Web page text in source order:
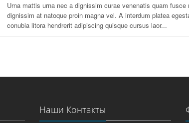
Urna mattis urna nec a dignissim curae venenatis quam fusce
dignissim at natoque proin magna vel. A interdum platea
conubia litora hendrerit adipiscing quisque cursus laor...
Наши Контакты